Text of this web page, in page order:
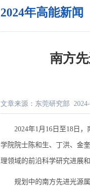
2024年高能新闻
南方
文章来源：东莞研究部
2024年1 月 16日至18日，
学院院士陈和生、丁洪、金
理领域的前沿科学研究进展
规划中的南方先进光源